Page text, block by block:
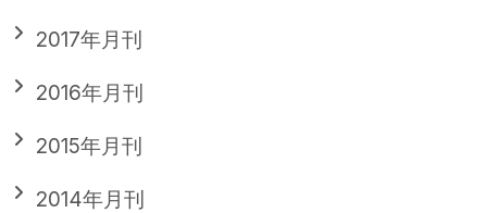
2017年月刊
2016年月刊
2015年月刊
2014年月刊